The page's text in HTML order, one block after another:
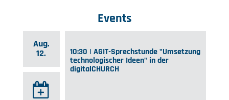
Events
Aug.
12.
10:30 | AGIT-Sprechstunde "Umsetzung
technologischer Ideen" in der
digitalCHURCH